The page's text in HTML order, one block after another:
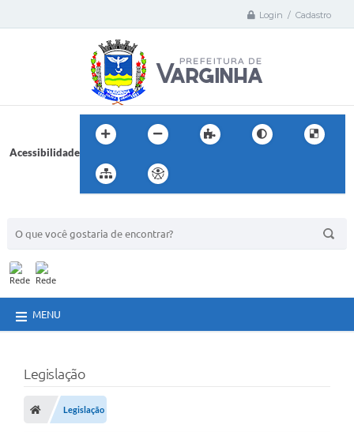
Login / Cadastro
Acessibilidade
MENU
Legislação
Legislação